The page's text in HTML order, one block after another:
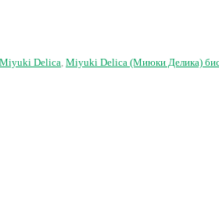
Miyuki Delica, Miyuki Delica (Миюки Делика)